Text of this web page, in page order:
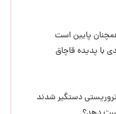
پایین است
با پدیده قاچاق